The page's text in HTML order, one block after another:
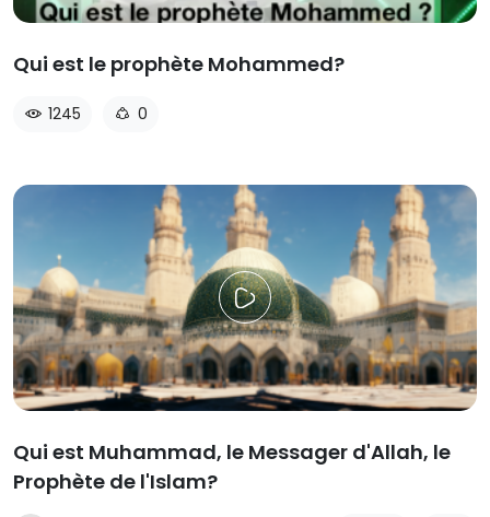
Qui est le prophète Mohammed?
1245 0
Qui est Muhammad, le Messager d'Allah, le
Prophète de l'Islam?